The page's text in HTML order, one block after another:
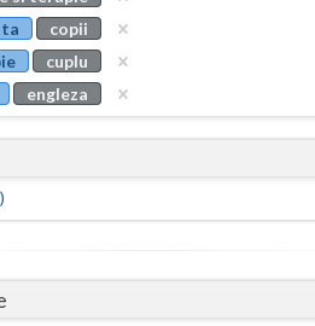
Buzau
Calarasi
Caras-Severin
copii
cuplu
engleza